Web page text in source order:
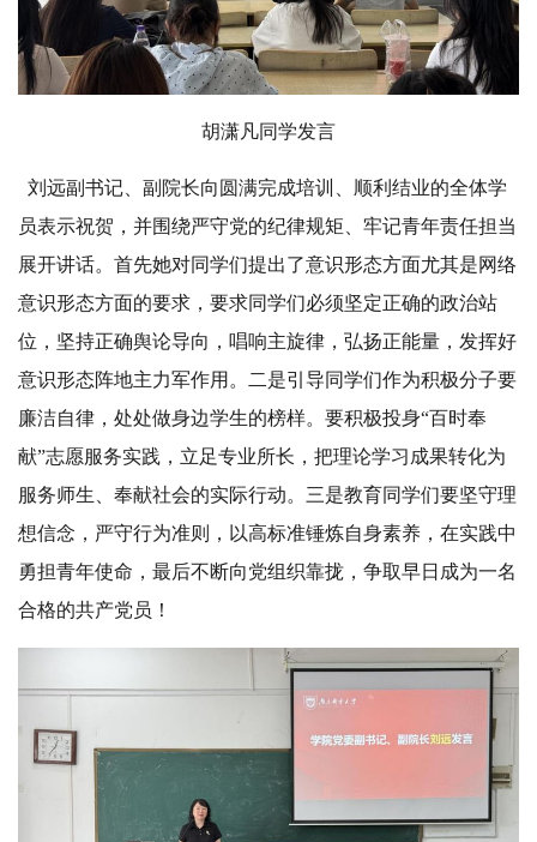
胡潇凡同学发言
刘远副书记、副院长向圆满完成培训、顺利结业的全体学
员表示祝贺，并围绕严守党的纪律规矩、牢记青年责任担当
展开讲话。首先她对同学们提出了意识形态方面尤其是网络
意识形态方面的要求，要求同学们必须坚定正确的政治站
位，坚持正确舆论导向，唱响主旋律，弘扬正能量，发挥好
意识形态阵地主力军作用。二是引导同学们作为积极分子要
廉洁自律，处处做身边学生的榜样。要积极投身“百时奉
献”志愿服务实践，立足专业所长，把理论学习成果转化为
服务师生、奉献社会的实际行动。三是教育同学们要坚守理
想信念，严守行为准则，以高标准锤炼自身素养，在实践中
勇担青年使命，最后不断向党组织靠拢，争取早日成为一名
合格的共产党员！